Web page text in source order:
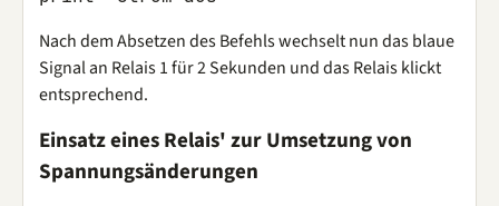
Nach dem Absetzen des Befehls wechselt nun das blaue
Signal an Relais 1 für 2 Sekunden und das Relais klickt
entsprechend.
Einsatz eines Relais' zur Umsetzung von
Spannungsänderungen